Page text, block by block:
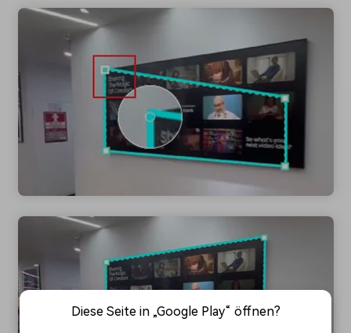
Diese Seite in „Google Play“ öffnen?